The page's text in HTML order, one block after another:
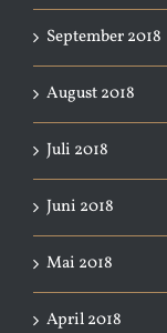
September 2018
August 2018
Juli 2018
Juni 2018
Mai 2018
April 2018